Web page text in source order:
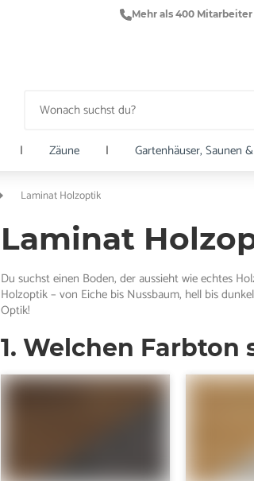
Mehr als 400
| Zäune | Gartenhäuser, Saunen
Laminat Holzoptik
Laminat
Du suchst einen Boden, der aussieht wie echtes
Holzoptik – von Eiche bis Nussbaum, hell bis
Optik!
1. Welchen Farbton